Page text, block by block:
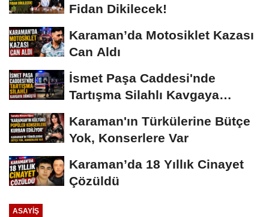
Fidan Dikilecek!
Karaman’da Motosiklet Kazası
Can Aldı
İsmet Paşa Caddesi'nde
Tartışma Silahlı Kavgaya
Karaman'ın Türkülerine Bütçe
Yok, Konserlere Var
Karaman’da 18 Yıllık Cinayet
Çözüldü
ASAYIŞ